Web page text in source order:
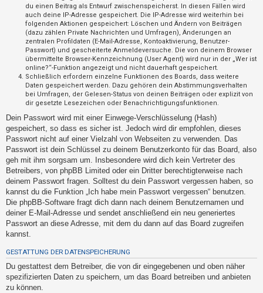
w
o
r
t
e
t
e
T
h
e
m
e
n
du einen Beitrag als Entwurf zwischenspeicherst. In diesen Fällen wird
auch deine IP-Adresse gespeichert. Die IP-Adresse wird weiterhin bei
folgenden Aktionen gespeichert: Löschen und Ändern von Beiträgen
(dazu zählen Private Nachrichten und Umfragen), Änderungen an
zentralen Profildaten (E-Mail-Adresse, Kontoaktivierung, Benutzer-
Passwort) und gescheiterte Anmeldeversuche. Die von deinem Browser
übermittelte Browser-Kennzeichnung (User Agent) wird nur in der „Wer ist
online?“-Funktion angezeigt und nicht dauerhaft gespeichert.
Schließlich erfordern einzelne Funktionen des Boards, dass weitere
Daten gespeichert werden. Dazu gehören dein Abstimmungsverhalten
bei Umfragen, der Gelesen-Status von deinen Beiträgen oder explizit von
dir gesetzte Lesezeichen oder Benachrichtigungsfunktionen.
Dein Passwort wird mit einer Einwege-Verschlüsselung (Hash)
gespeichert, so dass es sicher ist. Jedoch wird dir empfohlen, dieses
Passwort nicht auf einer Vielzahl von Webseiten zu verwenden. Das
Passwort ist dein Schlüssel zu deinem Benutzerkonto für das Board, also
geh mit ihm sorgsam um. Insbesondere wird dich kein Vertreter des
Betreibers, von phpBB Limited oder ein Dritter berechtigterweise nach
deinem Passwort fragen. Solltest du dein Passwort vergessen haben, so
kannst du die Funktion „Ich habe mein Passwort vergessen“ benutzen.
Die phpBB-Software fragt dich dann nach deinem Benutzernamen und
deiner E-Mail-Adresse und sendet anschließend ein neu generiertes
Passwort an diese Adresse, mit dem du dann auf das Board zugreifen
kannst.
GESTATTUNG DER DATENSPEICHERUNG
Du gestattest dem Betreiber, die von dir eingegebenen und oben näher
spezifizierten Daten zu speichern, um das Board betreiben und anbieten
zu können.